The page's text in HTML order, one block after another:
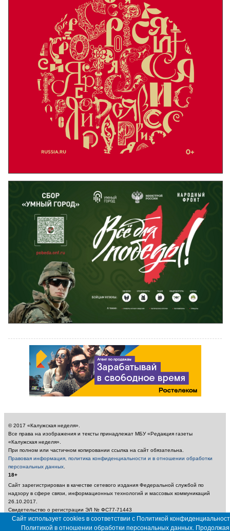
© 2017 «Калужская неделя».
Все права на изображения и тексты принадлежат МБУ «Редакция газеты
«Калужская неделя».
При полном или частичном копировании ссылка на сайт обязательна.
Правовая информация, политика конфиденциальности и в отношении обработки
персональных данных
18+
Сайт зарегистрирован в качестве сетевого издания Федеральной службой по
надзору в сфере связи, информационных технологий и массовых коммуникаций
26.10.2017.
Свидетельство о регистрации ЭЛ № ФС77-71443
Учредитель: Муниципальное бюджетное учреждение «Редакция газеты «Калужская
неделя»
Сайт использует cookies в соответствии с Политикой
Политикой в отношении обработки персональных данных. Продолжая